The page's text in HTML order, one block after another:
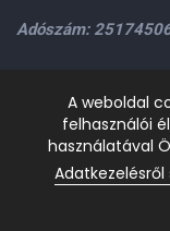
Adószám:
Személyes
H-P: 9.00-
A weboldal
felhasználói
használatával